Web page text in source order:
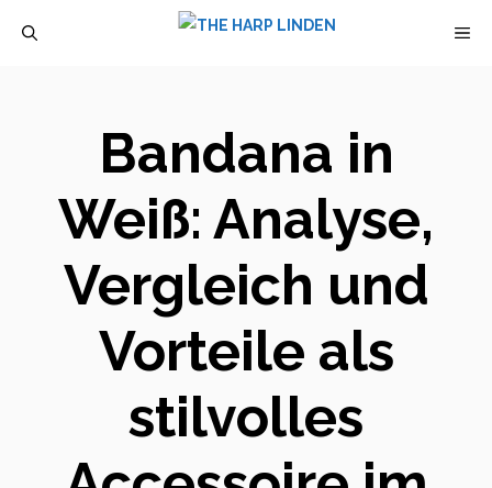
Bandana in
Weiß: Analyse,
Vergleich und
Vorteile als
stilvolles